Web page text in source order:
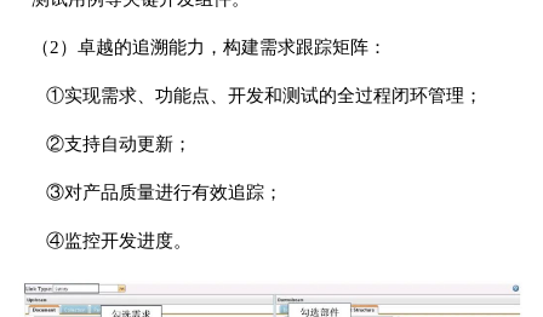
（2）卓越的追溯能力，构建需求跟踪矩阵：
①实现需求、功能点、开发和测试的全过程闭环管理；
②支持自动更新；
③对产品质量进行有效追踪；
④监控开发进度。